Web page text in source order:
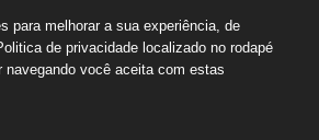
para melhorar a sua experiência, de
de privacidade localizado no rodapé
navegando você aceita com estas
SENADOR LA ROCQUE. Todos os